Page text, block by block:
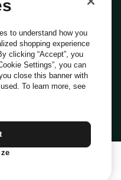
Cookie
Codice Etico
DPO: dpo@everli.com
to understand how you
shopping experience
clicking “Accept”, you
Settings”, you can
close this banner with
To learn more, see